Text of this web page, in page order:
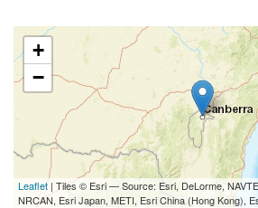
+
−
Leaflet | Tiles © Esri — Source: Esri, DeLorme,
NRCAN, Esri Japan, METI, Esri China (Hong Kong),